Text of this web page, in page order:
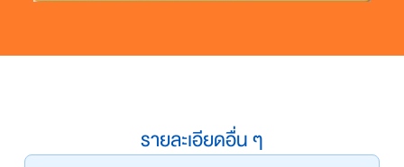
รายละเอียดอื่น ๆ